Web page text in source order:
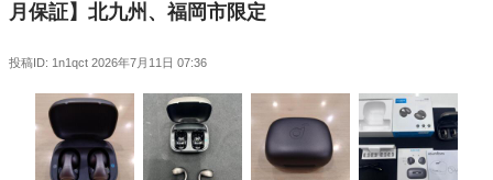
月保証】北九州、福岡市限定
投稿ID: 1n1qct 2026年7月11日 07:36